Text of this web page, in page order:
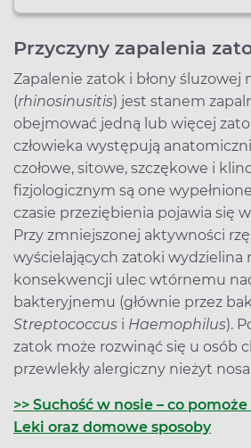
Przyczyny zapalenia
Zapalenie zatok i błony śluzowej
(rhinosinusitis) jest stanem
obejmować jedną lub więcej
człowieka występują
czołowe, sitowe, szczękowe i
fizjologicznym są one
czasie przeziębienia pojawia się
Przy zmniejszonej aktywności
wyścielających zatoki wydzielina
konsekwencji ulec wtórnemu
bakteryjnemu (głównie przez
Streptococcus i Haemophilus).
zatok może rozwinąć się u osób
przewlekły alergiczny nieżyt
>> Suchość w nosie – co
Leki oraz domowe sposoby